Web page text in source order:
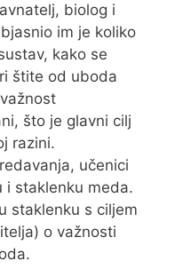
biolog i
im je koliko
kako se
štite od uboda
što je glavni cilj
razini.
učenici
i staklenku meda.
staklenku s ciljem
o važnosti